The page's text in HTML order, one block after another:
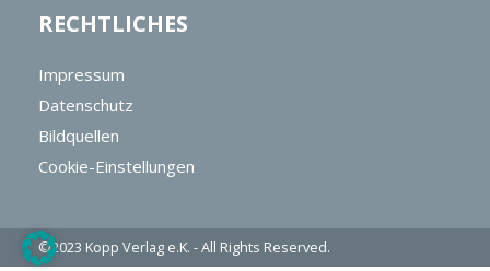
RECHTLICHES
Impressum
Datenschutz
Bildquellen
Cookie-Einstellungen
©2023 Kopp Verlag e.K. - All Rights Reserved.